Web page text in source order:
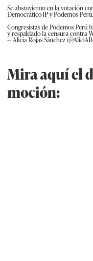
Se abstuvieron en la votación
Democrático-JP y Podemos Perú.
Congresistas de Podemos Perú
y respaldado la censura contra
— Alicia Rojas Sánchez
Mira aquí el
moción: